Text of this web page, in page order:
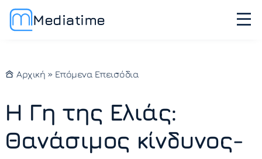
Mediatime
Αρχική » Επόμενα Επεισόδια
Η Γη της Ελιάς:
Θανάσιμος κίνδυνος-